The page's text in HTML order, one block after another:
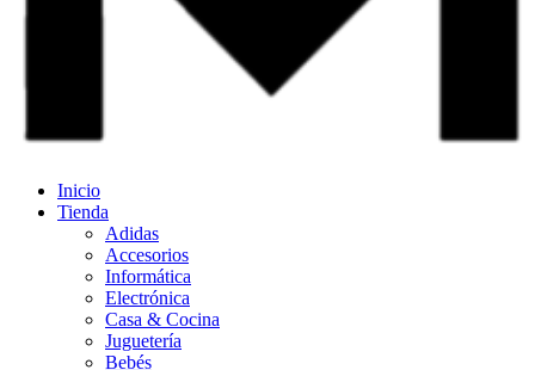
Inicio
Tienda
Adidas
Accesorios
Informática
Electrónica
Casa & Cocina
Juguetería
Bebés